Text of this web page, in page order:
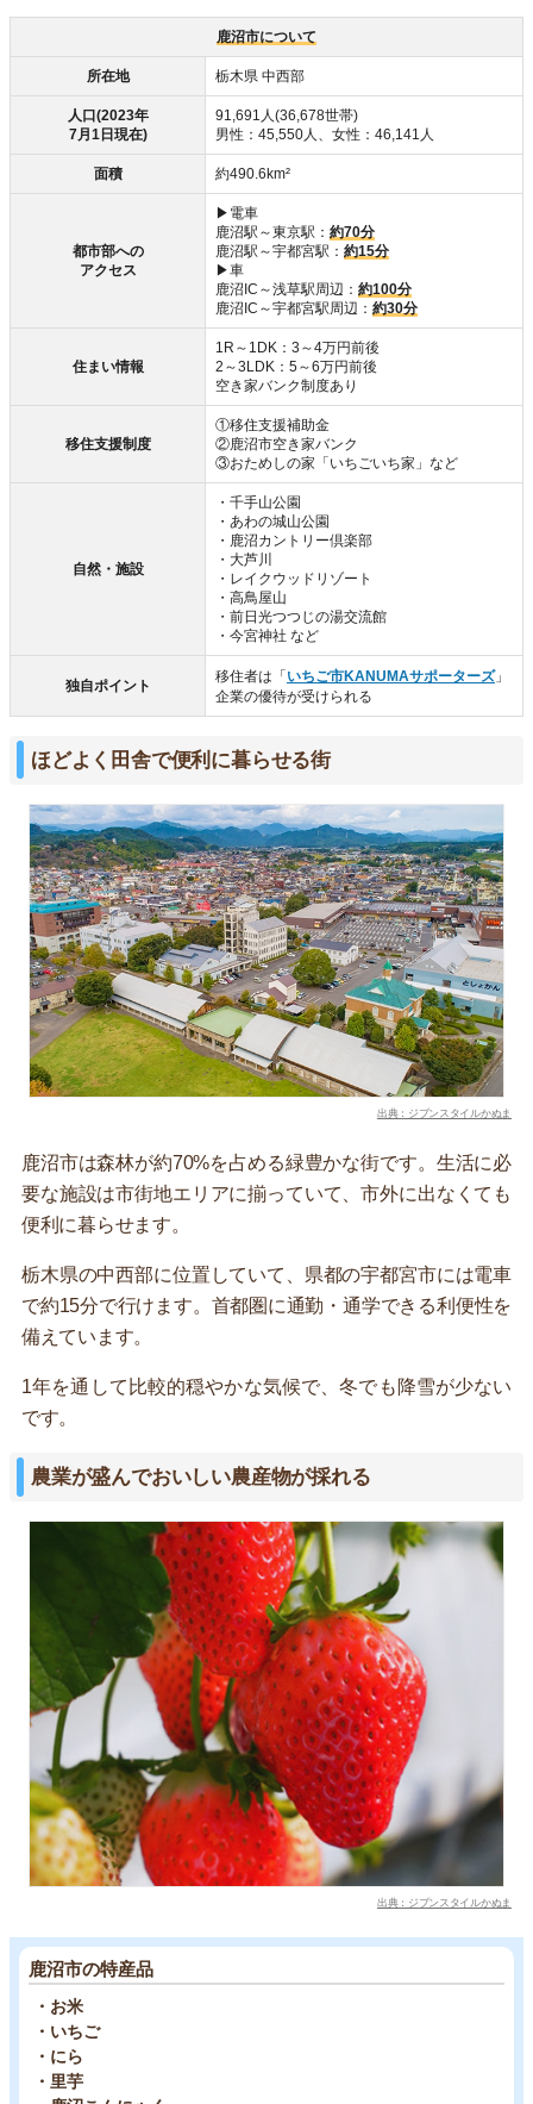
鹿沼市について
所在地 栃木県 中西部
人口(2023年
7月1日現在)
91,691人(36,678世帯)
男性：45,550人、女性：46,141人
面積 約490.6km²
都市部への
アクセス
▶電車
鹿沼駅～東京駅： 約70分
鹿沼駅～宇都宮駅： 約15分
▶車
鹿沼IC～浅草駅周辺： 約100分
鹿沼IC～宇都宮駅周辺： 約30分
住まい情報
1R～1DK：3～4万円前後
2～3LDK：5～6万円前後
空き家バンク制度あり
移住支援制度
①移住支援補助金
②鹿沼市空き家バンク
③おためしの家「いちごいち家」など
自然・施設
・千手山公園
・あわの城山公園
・鹿沼カントリー倶楽部
・大芦川
・レイクウッドリゾート
・高鳥屋山
・前日光つつじの湯交流館
・今宮神社 など
独自ポイント
移住者は「いちご市KANUMAサポーターズ」
企業の優待が受けられる
ほどよく田舎で便利に暮らせる街
出典：ジブンスタイルかぬま
鹿沼市は森林が約70%を占める緑豊かな街です。生活に必
要な施設は市街地エリアに揃っていて、市外に出なくても
便利に暮らせます。
栃木県の中西部に位置していて、県都の宇都宮市には電車
で約15分で行けます。首都圏に通勤・通学できる利便性を
備えています。
1年を通して比較的穏やかな気候で、冬でも降雪が少ない
です。
農業が盛んでおいしい農産物が採れる
出典：ジブンスタイルかぬま
鹿沼市の特産品
・お米
・いちご
・にら
・里芋